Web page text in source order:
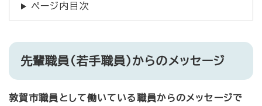
ページ内目次
先輩職員（若手職員）からのメッセージ
敦賀市職員として働いている職員からのメッセージで